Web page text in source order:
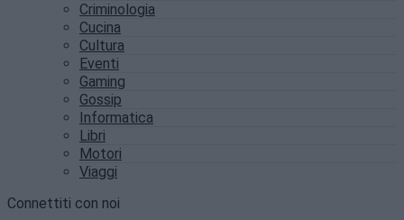
Criminologia
Cucina
Cultura
Eventi
Gaming
Gossip
Informatica
Libri
Motori
Viaggi
Connettiti con noi